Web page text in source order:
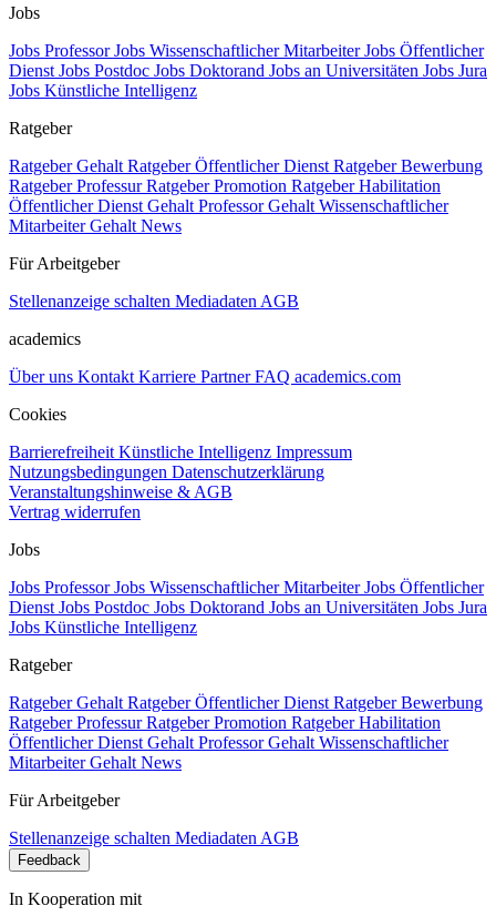
Jobs
Jobs ProfessorJobs Wissenschaftlicher MitarbeiterJobs Öffentlicher
Dienst Jobs Postdoc Jobs Doktorand Jobs an Universitäten Jobs Jura
Jobs Künstliche Intelligenz
Ratgeber
Ratgeber Gehalt Ratgeber Öffentlicher Dienst Ratgeber Bewerbung
Ratgeber ProfessurRatgeber Promotion Ratgeber Habilitation
Öffentlicher Dienst Gehalt Professor Gehalt Wissenschaftlicher
Mitarbeiter Gehalt News
Für Arbeitgeber
Stellenanzeige schalten Mediadaten AGB
academics
Über uns Kontakt Karriere PartnerFAQ academics.com
Cookies
Barrierefreiheit Künstliche Intelligenz Impressum
Nutzungsbedingungen Datenschutzerklärung
Veranstaltungshinweise & AGB
Vertrag widerrufen
Jobs
Jobs ProfessorJobs Wissenschaftlicher MitarbeiterJobs Öffentlicher
Dienst Jobs Postdoc Jobs Doktorand Jobs an Universitäten Jobs Jura
Jobs Künstliche Intelligenz
Ratgeber
Ratgeber Gehalt Ratgeber Öffentlicher Dienst Ratgeber Bewerbung
Ratgeber ProfessurRatgeber Promotion Ratgeber Habilitation
Öffentlicher Dienst Gehalt Professor Gehalt Wissenschaftlicher
Mitarbeiter Gehalt News
Für Arbeitgeber
Stellenanzeige schalten Mediadaten AGB
Feedback
In Kooperation mit